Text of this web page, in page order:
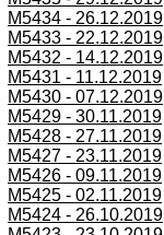
M5434 - 26.12.2019
M5433 - 22.12.2019
M5432 - 14.12.2019
M5431 - 11.12.2019
M5430 - 07.12.2019
M5429 - 30.11.2019
M5428 - 27.11.2019
M5427 - 23.11.2019
M5426 - 09.11.2019
M5425 - 02.11.2019
M5424 - 26.10.2019